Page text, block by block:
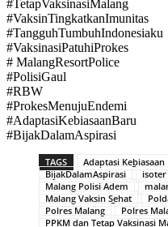
#TetapVaksinasiMalang
#VaksinTingkatkanImunitas
#TangguhTumbuhIndonesiaku
#VaksinasiPatuhiProkes
# MalangResortPolice
#PolisiGaul
#RBW
#ProkesMenujuEndemi
#AdaptasiKebiasaanBaru
#BijakDalamAspirasi
TAGS Adaptasi Kebiasaan
BijakDalamAspirasi
isoter
Malang Polisi Adem
Malang Vaksin Sehat
Polres Malang
Polres
PPKM dan Tetap Vaksinasi